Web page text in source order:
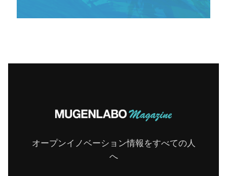
オープンイノベーション情報をすべての人
へ